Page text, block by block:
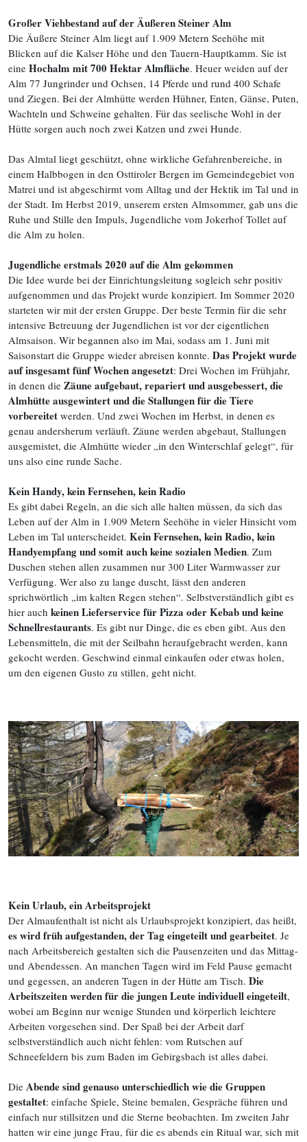
Großer Viehbestand auf der Äußeren Steiner Alm
Die Äußere Steiner Alm liegt auf 1.909 Metern Seehöhe mit
Blicken auf die Kalser Höhe und den Tauern-Hauptkamm. Sie ist
eine Hochalm mit 700 Hektar Almfläche. Heuer weiden auf der
Alm 77 Jungrinder und Ochsen, 14 Pferde und rund 400 Schafe
und Ziegen. Bei der Almhütte werden Hühner, Enten, Gänse, Puten,
Wachteln und Schweine gehalten. Für das seelische Wohl in der
Hütte sorgen auch noch zwei Katzen und zwei Hunde.
Das Almtal liegt geschützt, ohne wirkliche Gefahrenbereiche, in
einem Halbbogen in den Osttiroler Bergen im Gemeindegebiet von
Matrei und ist abgeschirmt vom Alltag und der Hektik im Tal und in
der Stadt. Im Herbst 2019, unserem ersten Almsommer, gab uns die
Ruhe und Stille den Impuls, Jugendliche vom Jokerhof Tollet auf
die Alm zu holen.
Jugendliche erstmals 2020 auf die Alm gekommen
Die Idee wurde bei der Einrichtungsleitung sogleich sehr positiv
aufgenommen und das Projekt wurde konzipiert. Im Sommer 2020
starteten wir mit der ersten Gruppe. Der beste Termin für die sehr
intensive Betreuung der Jugendlichen ist vor der eigentlichen
Almsaison. Wir begannen also im Mai, sodass am 1. Juni mit
Saisonstart die Gruppe wieder abreisen konnte. Das Projekt wurde
auf insgesamt fünf Wochen angesetzt: Drei Wochen im Frühjahr,
in denen die Zäune aufgebaut, repariert und ausgebessert, die
Almhütte ausgewintert und die Stallungen für die Tiere
vorbereitet werden. Und zwei Wochen im Herbst, in denen es
genau andersherum verläuft. Zäune werden abgebaut, Stallungen
ausgemistet, die Almhütte wieder „in den Winterschlaf gelegt“, für
uns also eine runde Sache.
Kein Handy, kein Fernsehen, kein Radio
Es gibt dabei Regeln, an die sich alle halten müssen, da sich das
Leben auf der Alm in 1.909 Metern Seehöhe in vieler Hinsicht vom
Leben im Tal unterscheidet. Kein Fernsehen, kein Radio, kein
Handyempfang und somit auch keine sozialen Medien. Zum
Duschen stehen allen zusammen nur 300 Liter Warmwasser zur
Verfügung. Wer also zu lange duscht, lässt den anderen
sprichwörtlich „im kalten Regen stehen“. Selbstverständlich gibt es
hier auch keinen Lieferservice für Pizza oder Kebab und keine
Schnellrestaurants. Es gibt nur Dinge, die es eben gibt. Aus den
Lebensmitteln, die mit der Seilbahn heraufgebracht werden, kann
gekocht werden. Geschwind einmal einkaufen oder etwas holen,
um den eigenen Gusto zu stillen, geht nicht.
Kein Urlaub, ein Arbeitsprojekt
Der Almaufenthalt ist nicht als Urlaubsprojekt konzipiert, das heißt,
es wird früh aufgestanden, der Tag eingeteilt und gearbeitet. Je
nach Arbeitsbereich gestalten sich die Pausenzeiten und das Mittag-
und Abendessen. An manchen Tagen wird im Feld Pause gemacht
und gegessen, an anderen Tagen in der Hütte am Tisch. Die
Arbeitszeiten werden für die jungen Leute individuell eingeteilt,
wobei am Beginn nur wenige Stunden und körperlich leichtere
Arbeiten vorgesehen sind. Der Spaß bei der Arbeit darf
selbstverständlich auch nicht fehlen: vom Rutschen auf
Schneefeldern bis zum Baden im Gebirgsbach ist alles dabei.
Die Abende sind genauso unterschiedlich wie die Gruppen
gestaltet: einfache Spiele, Steine bemalen, Gespräche führen und
einfach nur stillsitzen und die Sterne beobachten. Im zweiten Jahr
hatten wir eine junge Frau, für die es abends ein Ritual war, sich mit